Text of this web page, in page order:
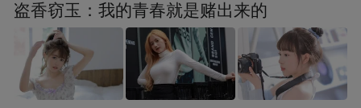
盗香窃玉：我的青春就是赌出来的